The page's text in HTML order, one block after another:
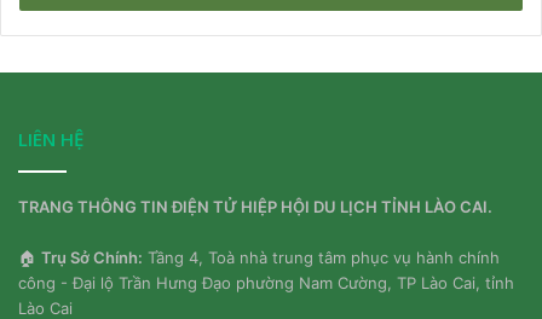
của
bạn
LIÊN HỆ
TRANG THÔNG TIN ĐIỆN TỬ HIỆP HỘI DU LỊCH TỈNH LÀO CAI.
🏠 Trụ Sở Chính: Tầng 4, Toà nhà trung tâm phục vụ hành chính
công - Đại lộ Trần Hưng Đạo phường Nam Cường, TP Lào Cai, tỉnh
Lào Cai